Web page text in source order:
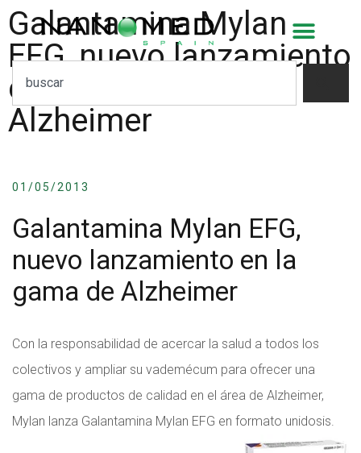
Galantamina Mylan
EFG, nuevo lanzamiento
en la gama de
Alzheimer
01/05/2013
Galantamina Mylan EFG,
nuevo lanzamiento en la
gama de Alzheimer
Con la responsabilidad de acercar la salud a todos los
colectivos y ampliar su vademécum para ofrecer una
gama de productos de calidad en el área de Alzheimer,
Mylan lanza Galantamina Mylan EFG en formato unidosis.